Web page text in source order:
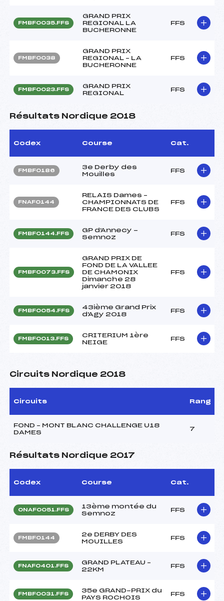
FMBF0035.FFS
GRAND PRIX
REGIONAL LA
BUCHERONNE
FFS
FMBF0038
GRAND PRIX
REGIONAL – LA
BUCHERONNE
FFS
FMBF0023.FFS
GRAND PRIX
REGIONAL
FFS
Résultats Nordique 2018
Codex Course Cat.
FMBF0186
3e Derby des
Mouilles
FFS
FNAF0144
RELAIS Dames –
CHAMPIONNATS DE
FRANCE DES CLUBS
FFS
FMBF0144.FFS
GP d'Annecy -
Semnoz
FFS
FMBF0073.FFS
GRAND PRIX DE
FOND DE LA VALLEE
DE CHAMONIX
Dimanche 28
janvier 2018
FFS
FMBF0054.FFS
43ième Grand Prix
d'Agy 2018
FFS
FMBF0013.FFS
CRITERIUM 1ère
NEIGE
FFS
Circuits Nordique 2018
Circuits Rang
FOND – MONT BLANC CHALLENGE U18
DAMES
7
Résultats Nordique 2017
Codex Course Cat.
ONAF0051.FFS
13ème montée du
Semnoz
FFS
FMBF0144
2e DERBY DES
MOUILLES
FFS
FNAF0401.FFS
GRAND PLATEAU –
22KM
FFS
FMBF0031.FFS
35e GRAND-PRIX du
PAYS ROCHOIS
FFS